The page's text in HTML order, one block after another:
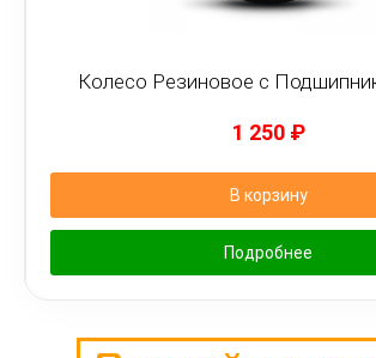
Колесо Резиновое с
1 250 ₽
В корзину
Подробнее